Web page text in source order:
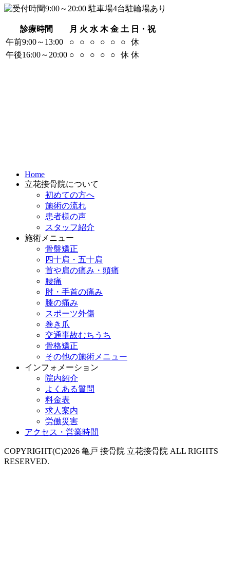
診療時間 月 火 水 木 金 土 日・祝
午前9:00～13:00
○ ○ ○ ○ ○ ○
休
午後16:00～20:00 ○ ○ ○ ○ ○ 休 休
Home
立花接骨院について
初めての方へ
施術の流れ
患者様の声
スタッフ紹介
施術メニュー
骨盤矯正
四十肩・五十肩
首や肩の痛み・頭痛
腰痛
肘・手首の痛み
膝の痛み
スポーツ外傷
巻き爪
交通事故むちうち
骨格矯正
その他の施術メニュー
インフォメーション
院内紹介
よくある質問
料金表
求人案内
労働災害
アクセス・営業時間
COPYRIGHT(C)2026 亀戸 接骨院 立花接骨院 ALL RIGHTS
RESERVED.